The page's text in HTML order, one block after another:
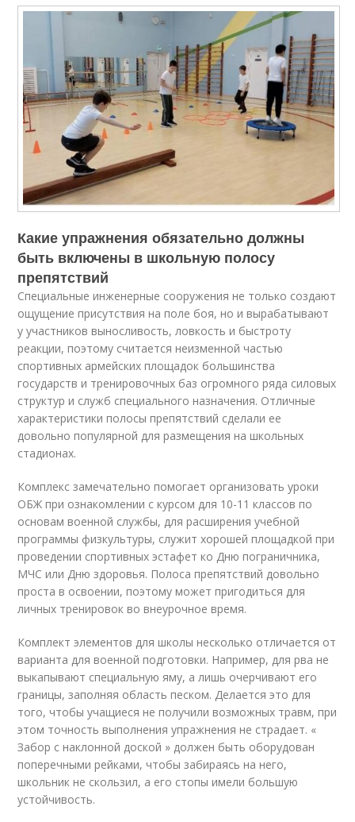
Какие упражнения обязательно должны
быть включены в школьную полосу
препятствий
Специальные инженерные сооружения не только создают
ощущение присутствия на поле боя, но и вырабатывают
у участников выносливость, ловкость и быстроту
реакции, поэтому считается неизменной частью
спортивных армейских площадок большинства
государств и тренировочных баз огромного ряда силовых
структур и служб специального назначения. Отличные
характеристики полосы препятствий сделали ее
довольно популярной для размещения на школьных
стадионах.
Комплекс замечательно помогает организовать уроки
ОБЖ при ознакомлении с курсом для 10-11 классов по
основам военной службы, для расширения учебной
программы физкультуры, служит хорошей площадкой при
проведении спортивных эстафет ко Дню пограничника,
МЧС или Дню здоровья. Полоса препятствий довольно
проста в освоении, поэтому может пригодиться для
личных тренировок во внеурочное время.
Комплект элементов для школы несколько отличается от
варианта для военной подготовки. Например, для рва не
выкапывают специальную яму, а лишь очерчивают его
границы, заполняя область песком. Делается это для
того, чтобы учащиеся не получили возможных травм, при
этом точность выполнения упражнения не страдает. «
Забор с наклонной доской » должен быть оборудован
поперечными рейками, чтобы забираясь на него,
школьник не скользил, а его стопы имели большую
устойчивость.